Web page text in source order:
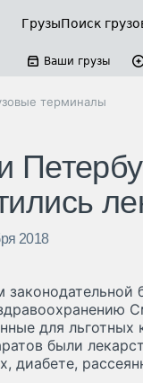
ГрузыПоиск
Ваши грузы
терминалы
2018
для льготных
были
диабете,